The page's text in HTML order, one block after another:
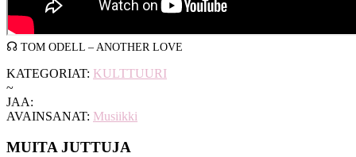
☊ TOM ODELL – ANOTHER LOVE
KATEGORIAT: KULTTUURI
~
JAA:
AVAINSANAT: Musiikki
MUITA JUTTUJA